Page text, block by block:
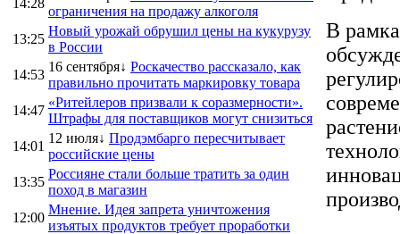
ограничения на продажу алкоголя
13:25
Новый урожай обрушил цены на кукурузу
в России
14:53
16 сентября↓ Роскачество рассказало, как
правильно прочитать маркировку товара
14:47
«Ритейлеров призвали к соразмерности».
Штрафы для поставщиков могут снизиться
14:01
12 июля↓ Продэмбарго пересчитывает
российские цены
13:35
Россияне стали больше тратить за один
поход в магазин
12:00
Мнение. Идея запрета уничтожения
изъятых продуктов требует проработки
В